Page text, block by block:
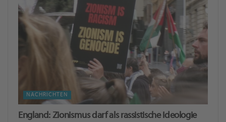
NACHRICHTEN
England: Zionismus darf als rassistische Ideologie